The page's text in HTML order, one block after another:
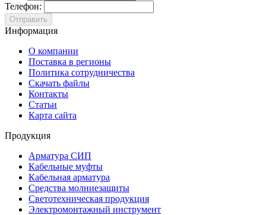
Телефон:
Информация
О компании
Поставка в регионы
Политика сотрудничества
Скачать файлы
Контакты
Статьи
Карта сайта
Продукция
Арматура СИП
Кабельные муфты
Кабельная арматура
Средства молниезащиты
Светотехническая продукция
Электромонтажный инструмент